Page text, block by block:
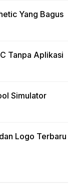
Yang Bagus
Tanpa Aplikasi
Simulator
Logo Terbaru